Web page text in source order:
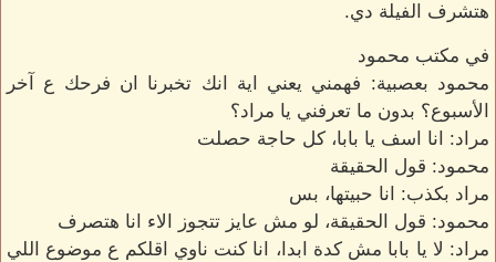
هتشرف الفيلة دي.
في مكتب محمود
محمود بعصبية: فهمني يعني اية انك تخبرنا ان فرحك ع آخر
الأسبوع؟ بدون ما تعرفني يا مراد؟
مراد: انا اسف يا بابا، كل حاجة حصلت
محمود: قول الحقيقة
مراد بكذب: انا حبيتها، بس
محمود: قول الحقيقة، لو مش عايز تتجوز الاء انا هتصرف
مراد: لا يا بابا مش كدة ابدا، انا كنت ناوي اقلكم ع موضوع اللي